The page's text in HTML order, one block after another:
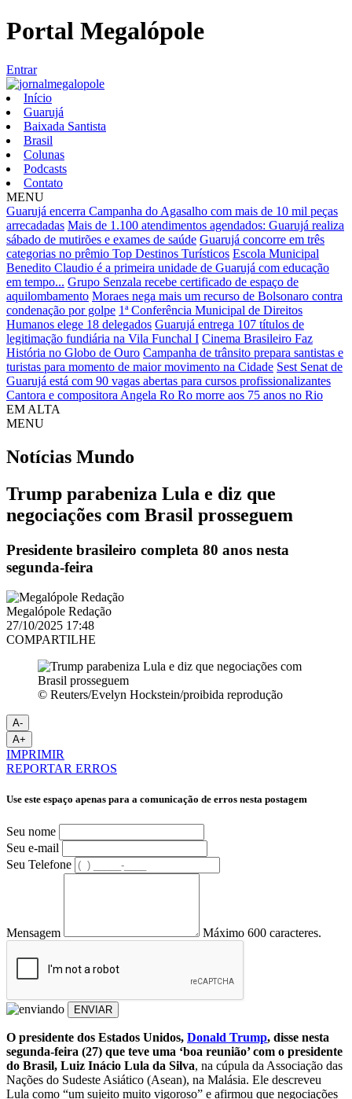
Portal Megalópole
Entrar
Início
Guarujá
Baixada Santista
Brasil
Colunas
Podcasts
Contato
MENU
Guarujá encerra Campanha do Agasalho com mais de 10 mil peças
arrecadadas Mais de 1.100 atendimentos agendados: Guarujá realiza
sábado de mutirões e exames de saúde Guarujá concorre em três
categorias no prêmio Top Destinos Turísticos Escola Municipal
Benedito Claudio é a primeira unidade de Guarujá com educação
em tempo... Grupo Senzala recebe certificado de espaço de
aquilombamento Moraes nega mais um recurso de Bolsonaro contra
condenação por golpe 1ª Conferência Municipal de Direitos
Humanos elege 18 delegados Guarujá entrega 107 títulos de
legitimação fundiária na Vila Funchal I Cinema Brasileiro Faz
História no Globo de Ouro Campanha de trânsito prepara santistas e
turistas para momento de maior movimento na Cidade Sest Senat de
Guarujá está com 90 vagas abertas para cursos profissionalizantes
Cantora e compositora Angela Ro Ro morre aos 75 anos no Rio
EM ALTA
MENU
Notícias Mundo
Trump parabeniza Lula e diz que
negociações com Brasil prosseguem
Presidente brasileiro completa 80 anos nesta
segunda-feira
Megalópole Redação
27/10/2025 17:48
COMPARTILHE
© Reuters/Evelyn Hockstein/proibida reprodução
A-
A+
IMPRIMIR
REPORTAR ERROS
Use este espaço apenas para a comunicação de erros nesta postagem
Seu nome
Seu e-mail
Seu Telefone
Mensagem Máximo 600 caracteres.
ENVIAR
O presidente dos Estados Unidos, Donald Trump, disse nesta
segunda-feira (27) que teve uma ‘boa reunião’ com o presidente
do Brasil, Luiz Inácio Lula da Silva, na cúpula da Associação das
Nações do Sudeste Asiático (Asean), na Malásia. Ele descreveu
Lula como “um sujeito muito vigoroso” e afirmou que negociações